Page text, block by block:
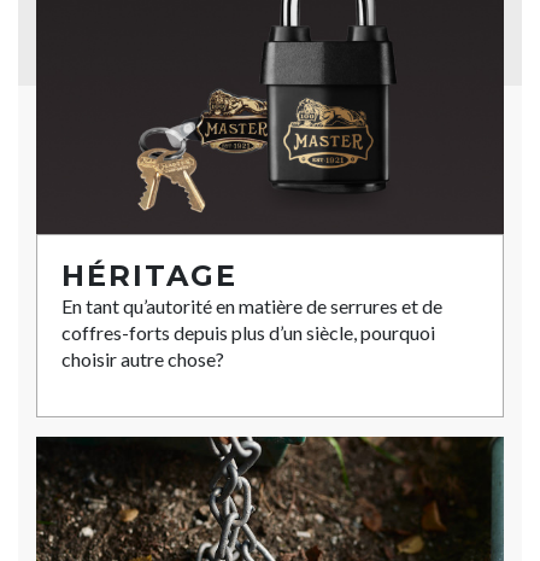
HÉRITAGE
En tant qu’autorité en matière de serrures et de
coffres-forts depuis plus d’un siècle, pourquoi
choisir autre chose?